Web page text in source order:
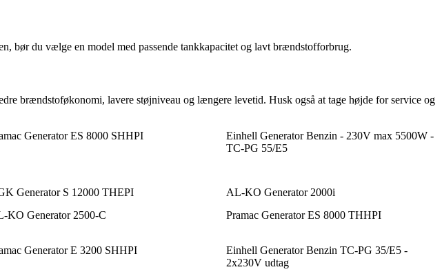
bør du vælge en model med passende tankkapacitet og lavt brændstofforbrug.
brændstoføkonomi, lavere støjniveau og længere levetid. Husk også at tage højde for service og
Generator ES 8000 SHHPI
Einhell Generator Benzin - 230V max 5500W -
TC-PG 55/E5
Generator S 12000 THEPI
AL-KO Generator 2000i
KO Generator 2500-C Pramac Generator ES 8000 THHPI
Generator E 3200 SHHPI
Einhell Generator Benzin TC-PG 35/E5 -
2x230V udtag